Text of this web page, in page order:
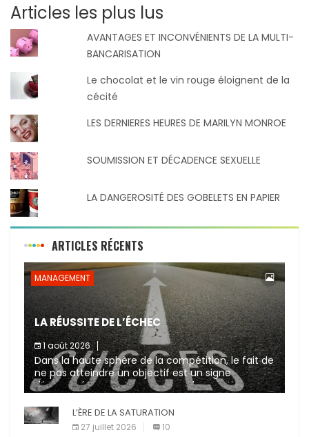
Articles les plus lus
AVANTAGES ET INCONVÉNIENTS DE LA MULTI-
BANCARISATION
Le chocolat et le vin rouge éloignent de la
cécité
LES DERNIERES HEURES DE MARILYN MONROE
SOUMISSION ET DÉCADENCE SEXUELLE
LA DANGEROSITÉ DES GOBELETS EN PAPIER
ARTICLES RÉCENTS
MANAGEMENT
LA RÉUSSITE DE L’ÉCHEC
1 août 2026
Dans la haute sphère de la compétition, le fait de
ne pas atteindre un objectif est un signe
d’incompétence et une source de sanctions
diverses (avertissement, […]
L’ÈRE DE LA SATURATION
27 juillet 2026 10